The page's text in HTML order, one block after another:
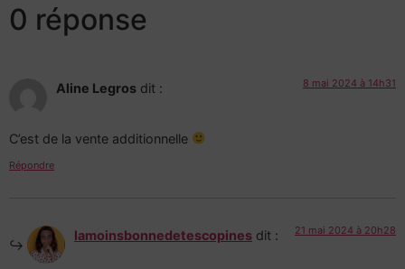
0 réponse
Aline Legros dit : 8 mai 2024 à 14h31
C’est de la vente additionnelle
Répondre
lamoinsbonnedetescopines dit : 21 mai 2024 à 20h28